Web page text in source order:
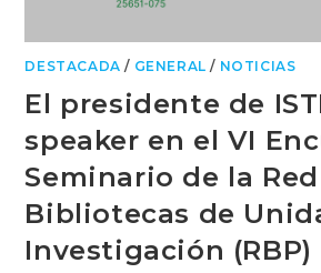
DESTACADA / GENERAL / NOTICIAS
El presidente de
speaker en el VI
Seminario de la
Bibliotecas de
Investigación (RBP)